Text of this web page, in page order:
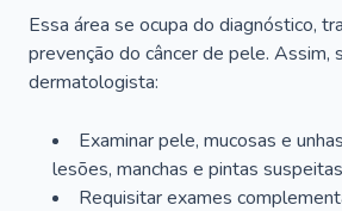
Essa área se ocupa do diagnóstico,
prevenção do câncer de pele. Assim,
dermatologista:
Examinar pele, mucosas e
lesões, manchas e pintas
Requisitar exames